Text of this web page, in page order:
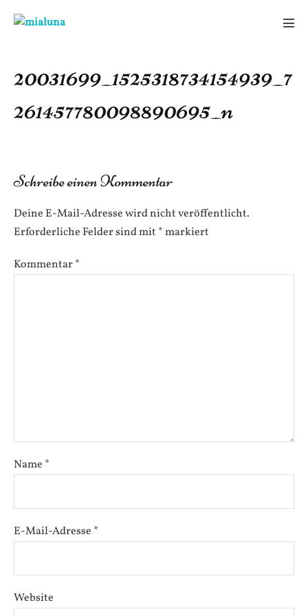
Inhalt
20031699_1525318734154939_7
261457780098890695_n
Schreibe einen Kommentar
Deine E-Mail-Adresse wird nicht veröffentlicht.
Erforderliche Felder sind mit *markiert
Kommentar*
Name *
E-Mail-Adresse *
Website